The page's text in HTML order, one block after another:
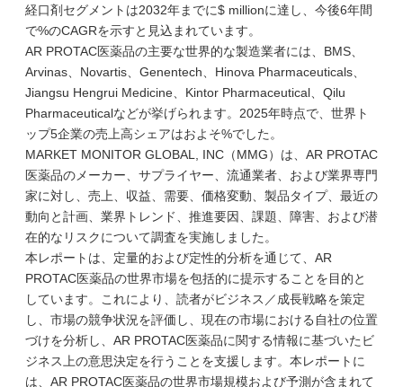
経口剤セグメントは2032年までに$ millionに達し、今後6年間
で%のCAGRを示すと見込まれています。
AR PROTAC医薬品の主要な世界的な製造業者には、BMS、
Arvinas、Novartis、Genentech、Hinova Pharmaceuticals、
Jiangsu Hengrui Medicine、Kintor Pharmaceutical、Qilu
Pharmaceuticalなどが挙げられます。2025年時点で、世界ト
ップ5企業の売上高シェアはおよそ%でした。
MARKET MONITOR GLOBAL, INC（MMG）は、AR PROTAC
医薬品のメーカー、サプライヤー、流通業者、および業界専門
家に対し、売上、収益、需要、価格変動、製品タイプ、最近の
動向と計画、業界トレンド、推進要因、課題、障害、および潜
在的なリスクについて調査を実施しました。
本レポートは、定量的および定性的分析を通じて、AR
PROTAC医薬品の世界市場を包括的に提示することを目的と
しています。これにより、読者がビジネス／成長戦略を策定
し、市場の競争状況を評価し、現在の市場における自社の位置
づけを分析し、AR PROTAC医薬品に関する情報に基づいたビ
ジネス上の意思決定を行うことを支援します。本レポートに
は、AR PROTAC医薬品の世界市場規模および予測が含まれて